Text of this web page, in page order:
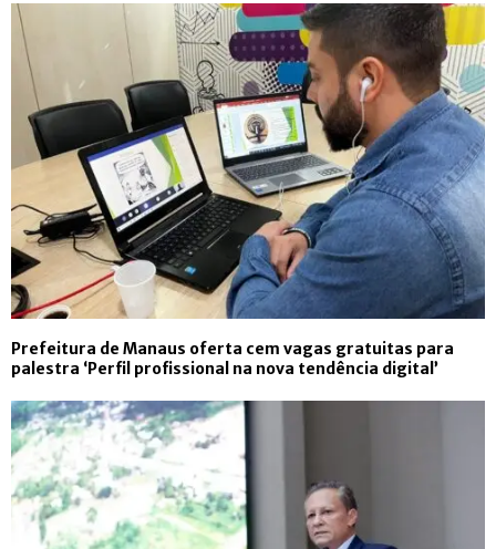
Prefeitura de Manaus oferta cem vagas gratuitas para
palestra ‘Perfil profissional na nova tendência digital’